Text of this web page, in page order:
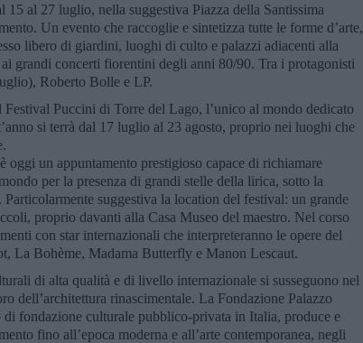
15 al 27 luglio, nella suggestiva Piazza della Santissima
Un evento che raccoglie e sintetizza tutte le forme d’arte,
libero di giardini, luoghi di culto e palazzi adiacenti alla
grandi concerti fiorentini degli anni 80/90. Tra i protagonisti
Roberto Bolle e LP.
Puccini di Torre del Lago, l’unico al mondo dedicato
si terrà dal 17 luglio al 23 agosto, proprio nei luoghi che
oggi un appuntamento prestigioso capace di richiamare
per la presenza di grandi stelle della lirica, sotto la
suggestiva la location del festival: un grande
proprio davanti alla Casa Museo del maestro. Nel corso
con star internazionali che interpreteranno le opere del
La Bohème, Madama Butterfly e Manon Lescaut.
di alta qualità e di livello internazionale si susseguono nel
dell’architettura rinascimentale. La Fondazione Palazzo
fondazione culturale pubblico-privata in Italia, produce e
fino all’epoca moderna e all’arte contemporanea, negli